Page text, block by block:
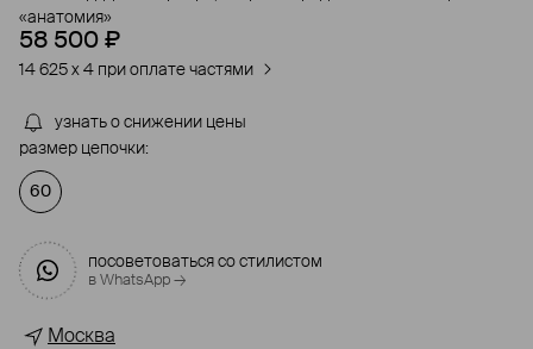
«анатомия»
58 500 ₽
14 625 x 4 при оплате частями
узнать о снижении цены
размер цепочки:
60
посоветоваться со стилистом
в WhatsApp →
Москва